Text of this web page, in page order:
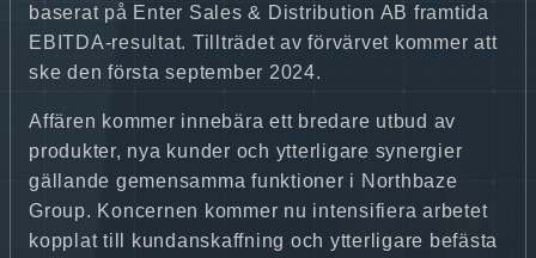
baserat på Enter Sales & Distribution AB framtida
EBITDA-resultat. Tillträdet av förvärvet kommer att
ske den första september 2024.
Affären kommer innebära ett bredare utbud av
produkter, nya kunder och ytterligare synergier
gällande gemensamma funktioner i Northbaze
Group. Koncernen kommer nu intensifiera arbetet
kopplat till kundanskaffning och ytterligare befästa